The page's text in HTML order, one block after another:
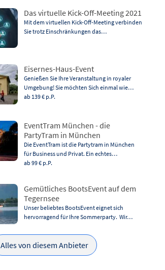
Das virtuelle Kick-Off-Meeting 2021
Mit dem virtuellen Kick-Off-Meeting verbinden
Sie trotz Einschränkungen das…
Eisernes-Haus-Event
Genießen Sie Ihre Veranstaltung in royaler
Umgebung! Sie möchten Sich einmal wie…
ab 139 € p.P.
EventTram München - die
PartyTram in München
Die EventTram ist die Partytram in München
für Business und Privat. Ein echtes…
ab 99 € p.P.
Gemütliches BootsEvent auf dem
Tegernsee
Unser beliebtes BootsEvent eignet sich
hervorragend für Ihre Sommerparty. Wir…
Alles von diesem Anbieter